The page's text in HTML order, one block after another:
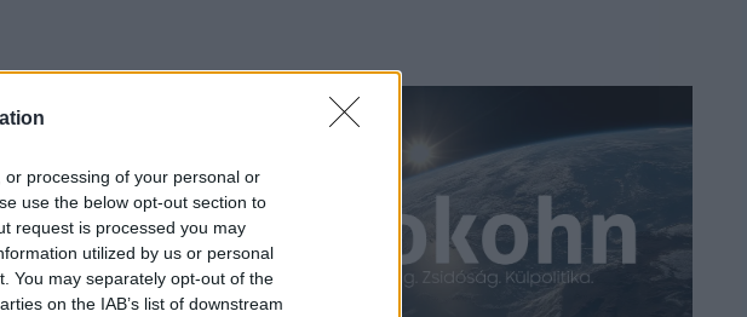
processing of your personal or
use the below opt-out section to
request is processed you may
utilized by us or personal
You may separately opt-out of the
on the IAB’s list of downstream